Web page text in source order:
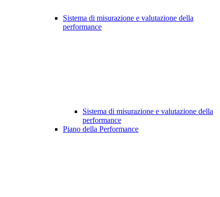
Sistema di misurazione e valutazione della
performance
Sistema di misurazione e valutazione della
performance
Piano della Performance